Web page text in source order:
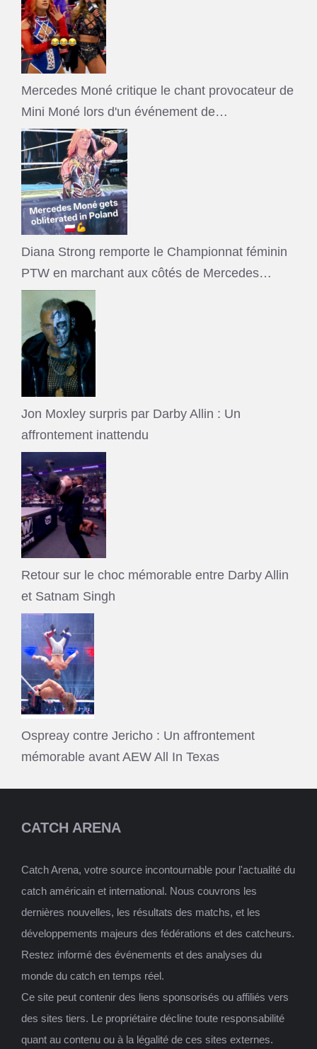
Mercedes Moné critique le chant provocateur de
Mini Moné lors d'un événement de…
Diana Strong remporte le Championnat féminin
PTW en marchant aux côtés de Mercedes…
Jon Moxley surpris par Darby Allin : Un
affrontement inattendu
Retour sur le choc mémorable entre Darby Allin
et Satnam Singh
Ospreay contre Jericho : Un affrontement
mémorable avant AEW All In Texas
CATCH ARENA
Catch Arena, votre source incontournable pour l'actualité du
catch américain et international. Nous couvrons les
dernières nouvelles, les résultats des matchs, et les
développements majeurs des fédérations et des catcheurs.
Restez informé des événements et des analyses du
monde du catch en temps réel.
Ce site peut contenir des liens sponsorisés ou affiliés vers
des sites tiers. Le propriétaire décline toute responsabilité
quant au contenu ou à la légalité de ces sites externes.